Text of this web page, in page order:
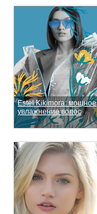
Estel Kikimora: мощное
увлажнение волос